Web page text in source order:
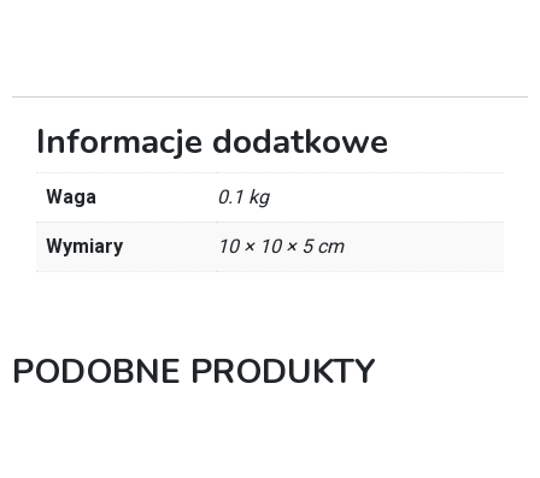
Informacje dodatkowe
Waga 0.1 kg
Wymiary 10 × 10 × 5 cm
PODOBNE PRODUKTY